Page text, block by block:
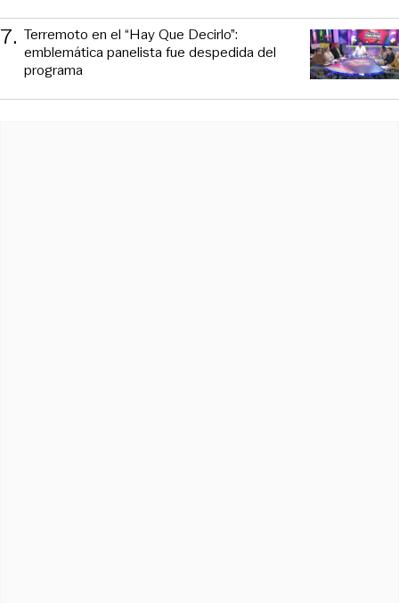
7. Terremoto en el “Hay Que Decirlo”:
emblemática panelista fue despedida del
programa